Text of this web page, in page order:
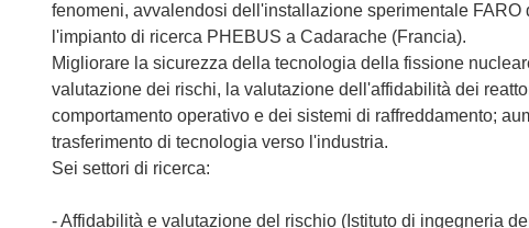
fenomeni, avvalendosi dell'installazione sperimentale
l'impianto di ricerca PHEBUS a Cadarache (Francia).
Migliorare la sicurezza della tecnologia della fissione
valutazione dei rischi, la valutazione dell'affidabilità dei
comportamento operativo e dei sistemi di raffreddamento;
trasferimento di tecnologia verso l'industria.
Sei settori di ricerca:
- Affidabilità e valutazione del rischio (Istituto di ingegneria